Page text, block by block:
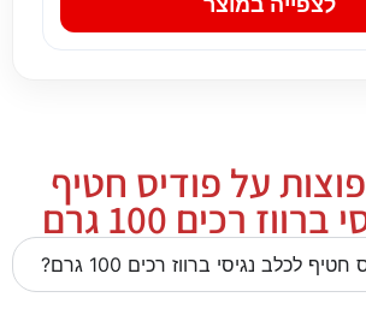
על פודיס חטיף
רכים 100 גרם
לכלב נגיסי ברווז רכים 100 גרם?